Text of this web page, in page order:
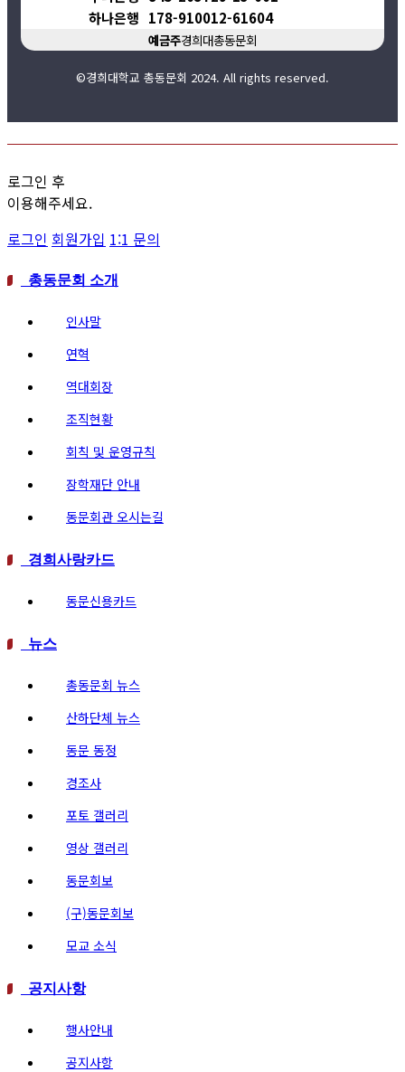
하나은행 178-910012-61604
예금주경희대총동문회
©경희대학교 총동문회 2024. All rights reserved.
로그인 후
이용해주세요.
로그인 회원가입 1:1 문의
총동문회 소개
인사말
연혁
역대회장
조직현황
회칙 및 운영규칙
장학재단 안내
동문회관 오시는길
경희사랑카드
동문신용카드
뉴스
총동문회 뉴스
산하단체 뉴스
동문 동정
경조사
포토 갤러리
영상 갤러리
동문회보
(구)동문회보
모교 소식
공지사항
행사안내
공지사항